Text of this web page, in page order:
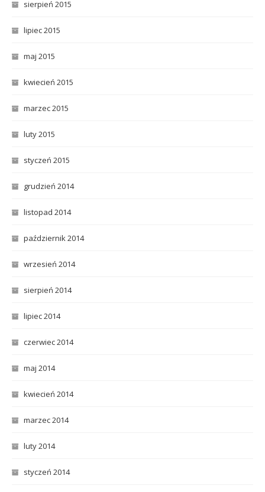
sierpień 2015
lipiec 2015
maj 2015
kwiecień 2015
marzec 2015
luty 2015
styczeń 2015
grudzień 2014
listopad 2014
październik 2014
wrzesień 2014
sierpień 2014
lipiec 2014
czerwiec 2014
maj 2014
kwiecień 2014
marzec 2014
luty 2014
styczeń 2014